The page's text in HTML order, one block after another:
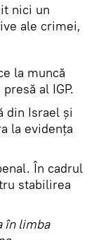
nici un
ale crimei,
la muncă
al IGP.
din Israel și
la evidența
În cadrul
stabilirea
în limba